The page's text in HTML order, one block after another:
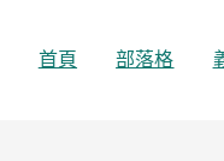
首頁 部落格